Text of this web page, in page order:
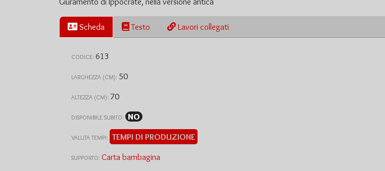
Scheda Testo Lavori collegati
CODICE: 613
LARGHEZZA (CM): 50
ALTEZZA (CM): 70
DISPONIBILE SUBITO: NO
VALUTA TEMPI: TEMPI DI PRODUZIONE
SUPPORTO: Carta bambagina